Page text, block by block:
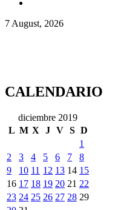
7 August, 2026
CALENDARIO
diciembre 2019
L M X J V S D
1
2
3 4 5 6 7
8
9
10 11 12 13 14 15
16 17 18 19 20 21 22
23 24 25 26 27 28 29